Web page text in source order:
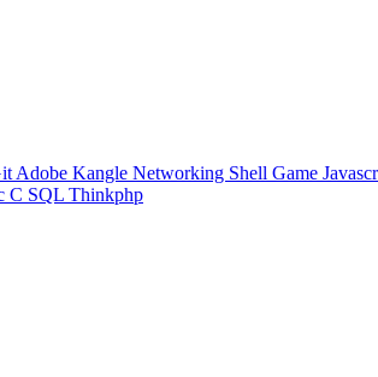
Adobe Kangle Networking Shell Game
C SQL Thinkphp